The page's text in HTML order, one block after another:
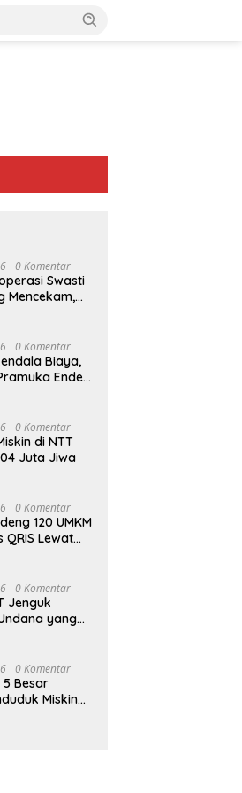
“Stop Pembodohan Publik!”
Thonak
0 Komentar
Swasti
Mencekam,
0 Komentar
Biaya,
Ende
0 Komentar
di NTT
Juta Jiwa
0 Komentar
120 UMKM
QRIS Lewat
0 Komentar
Jenguk
yang
0 Komentar
5 Besar
Miskin